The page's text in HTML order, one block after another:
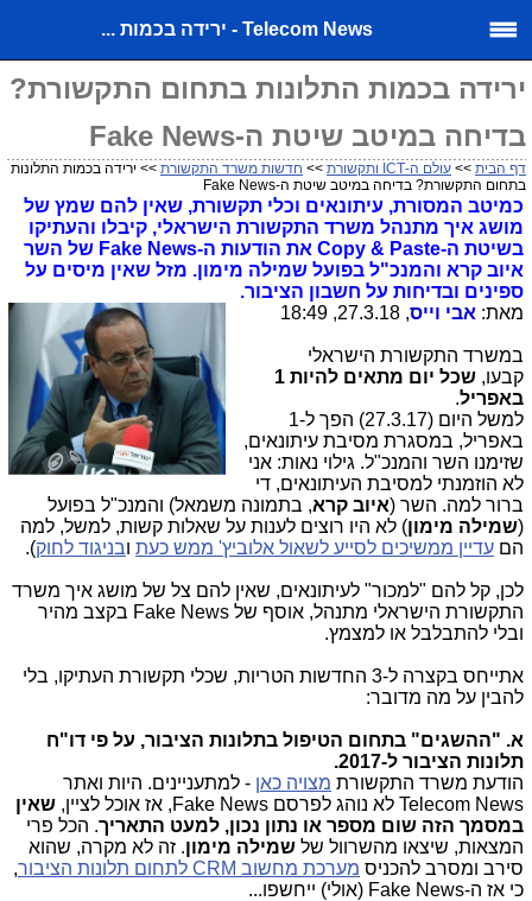
Telecom News - ירידה בכמות ...
ירידה בכמות התלונות בתחום התקשורת?
בדיחה במיטב שיטת ה-Fake News
דף הבית >> עולם ה-ICT ותקשורת >> חדשות משרד התקשורת >> ירידה בכמות התלונות
בתחום התקשורת? בדיחה במיטב שיטת ה-Fake News
כמיטב המסורת, עיתונאים וכלי תקשורת, שאין להם שמץ של
מושג איך מתנהל משרד התקשורת הישראלי, קיבלו והעתיקו
בשיטת ה-Copy & Paste את הודעות ה-Fake News של השר
איוב קרא והמנכ"ל בפועל שמילה מימון. מזל שאין מיסים על
ספינים ובדיחות על חשבון הציבור.
מאת: אבי וייס, 27.3.18, 18:49
במשרד התקשורת הישראלי
קבעו,
שכל יום מתאים להיות 1
באפריל.
למשל היום (27.3.17) הפך ל-1
באפריל, במסגרת מסיבת עיתונאים,
שזימנו השר והמנכ"ל. גילוי נאות: אני
לא הוזמנתי למסיבת העיתונאים, די
ברור למה. השר (איוב קרא, בתמונה משמאל) והמנכ"ל בפועל
(שמילה מימון) לא היו רוצים לענות על שאלות קשות, למשל, למה
הם עדיין ממשיכים לסייע לשאול אלוביץ' ממש כעת ובניגוד לחוק).
לכן, קל להם "למכור" לעיתונאים, שאין להם צל של מושג איך משרד
התקשורת הישראלי מתנהל, אוסף של Fake News בקצב מהיר
ובלי להתבלבל או למצמץ.
אתייחס בקצרה ל-3 החדשות הטריות, שכלי תקשורת העתיקו, בלי
להבין על מה מדובר:
א. "ההשגים" בתחום הטיפול בתלונות הציבור, על פי דו"ח
תלונות הציבור ל-2017.
הודעת משרד התקשורת מצויה כאן - למתעניינים. היות ואתר
Telecom News לא נוהג לפרסם Fake News, אז אוכל לציין,
שאין
במסמך הזה שום מספר או נתון נכון, למעט התאריך. הכל פרי
המצאות, שיצאו מהשרוול של שמילה מימון. זה לא מקרה, שהוא
סירב ומסרב להכניס מערכת מחשוב CRM לתחום תלונות הציבור
,
כי אז ה-Fake News (אולי) ייחשפו...